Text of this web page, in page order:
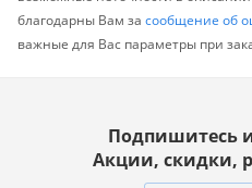
благодарны Вам за сообщение об
важные для Вас параметры при
Подпишитесь
Акции, скидки,